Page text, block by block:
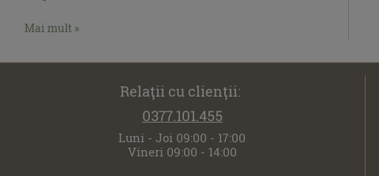
Mai mult »
Relaţii cu clienţii:
0377.101.455
Luni - Joi 09:00 - 17:00
Vineri 09:00 - 14:00